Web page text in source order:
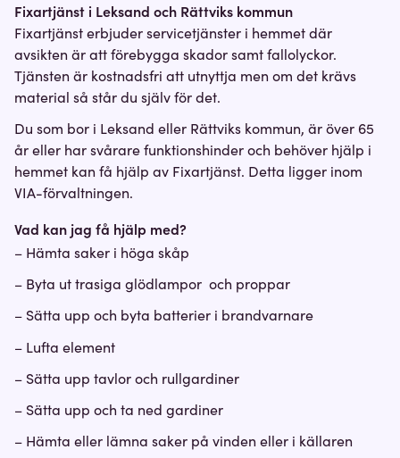
Fixartjänst i Leksand och Rättviks kommun
Fixartjänst erbjuder servicetjänster i hemmet där
avsikten är att förebygga skador samt fallolyckor.
Tjänsten är kostnadsfri att utnyttja men om det krävs
material så står du själv för det.
Du som bor i Leksand eller Rättviks kommun, är över 65
år eller har svårare funktionshinder och behöver hjälp i
hemmet kan få hjälp av Fixartjänst. Detta ligger inom
VIA-förvaltningen.
Vad kan jag få hjälp med?
– Hämta saker i höga skåp
– Byta ut trasiga glödlampor och proppar
– Sätta upp och byta batterier i brandvarnare
– Lufta element
– Sätta upp tavlor och rullgardiner
– Sätta upp och ta ned gardiner
– Hämta eller lämna saker på vinden eller i källaren